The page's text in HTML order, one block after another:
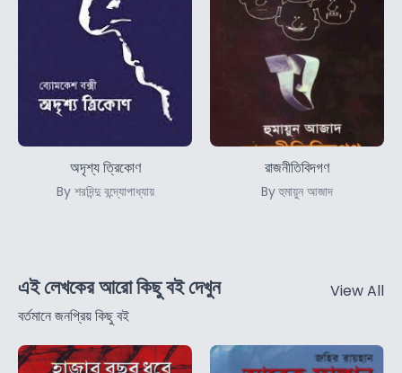
অদৃশ্য ত্রিকোণ
By শরদিন্দু বন্দ্যোপাধ্যায়
রাজনীতিবিদগণ
By হুমায়ুন আজাদ
এই লেখকের আরো কিছু বই দেখুন
বর্তমানে জনপ্রিয় কিছু বই
View All